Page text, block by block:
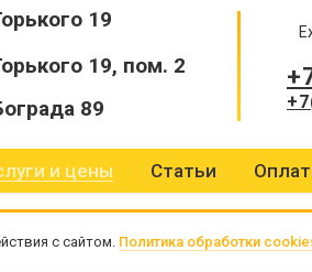
19
19, пом. 2
89
и цены Статьи
с сайтом. Политика обработки